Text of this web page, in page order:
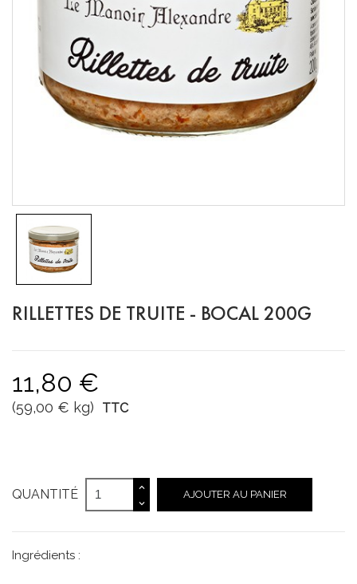
RILLETTES DE TRUITE - BOCAL 200G
11,80 €
(59,00 € kg) TTC
QUANTITÉ AJOUTER AU PANIER
Ingrédients :